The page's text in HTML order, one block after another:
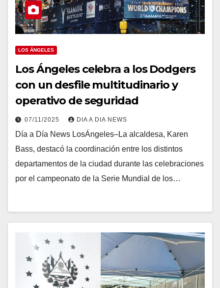
LOS ÁNGELES
Los Ángeles celebra a los Dodgers
con un desfile multitudinario y
operativo de seguridad
07/11/2025 DIA A DIA NEWS
Día a Día News LosÁngeles–La alcaldesa, Karen
Bass, destacó la coordinación entre los distintos
departamentos de la ciudad durante las celebraciones
por el campeonato de la Serie Mundial de los…